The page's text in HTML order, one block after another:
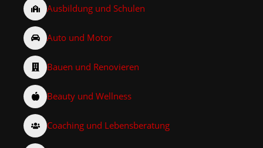
Ausbildung und Schulen
Auto und Motor
Bauen und Renovieren
Beauty und Wellness
Coaching und Lebensberatung